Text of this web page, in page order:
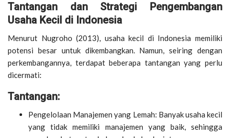
Tantangan dan Strategi Pengembangan
Usaha Kecil di Indonesia
Menurut Nugroho (2013), usaha kecil di Indonesia memiliki
potensi besar untuk dikembangkan. Namun, seiring dengan
perkembangannya, terdapat beberapa tantangan yang perlu
dicermati:
Tantangan:
Pengelolaan Manajemen yang Lemah: Banyak usaha kecil
yang tidak memiliki manajemen yang baik, sehingga